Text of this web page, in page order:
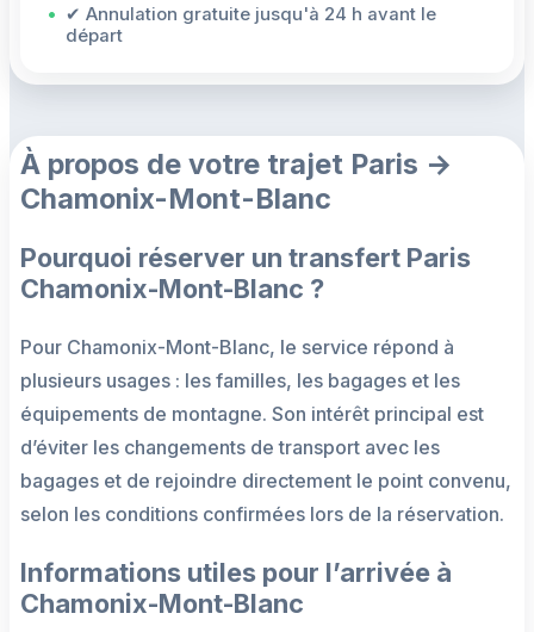
✔ Annulation gratuite jusqu'à 24 h avant le
départ
À propos de votre trajet Paris →
Chamonix-Mont-Blanc
Pourquoi réserver un transfert Paris
Chamonix-Mont-Blanc ?
Pour Chamonix-Mont-Blanc, le service répond à
plusieurs usages : les familles, les bagages et les
équipements de montagne. Son intérêt principal est
d’éviter les changements de transport avec les
bagages et de rejoindre directement le point convenu,
selon les conditions confirmées lors de la réservation.
Informations utiles pour l’arrivée à
Chamonix-Mont-Blanc